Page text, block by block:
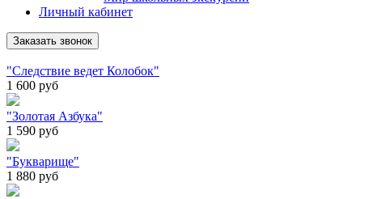
Личный кабинет
Заказать звонок
"Следствие ведет Колобок"
1 600 руб
"Золотая Азбука"
1 590 руб
"Букварище"
1 880 руб